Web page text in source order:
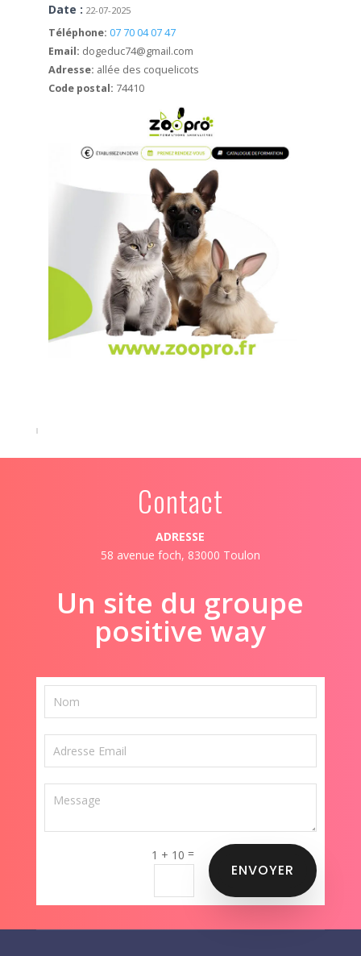
Date : 22-07-2025
Téléphone: 07 70 04 07 47
Email: dogeduc74@gmail.com
Adresse: allée des coquelicots
Code postal: 74410
Contact
ADRESSE
58 avenue foch, 83000 Toulon
Un site du groupe
positive way
1 + 10 =
ENVOYER